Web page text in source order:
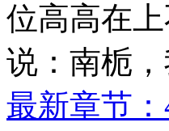
位高高在
说：南栀
最新章节